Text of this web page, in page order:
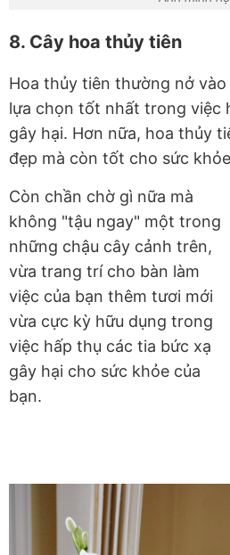
8. Cây hoa thủy tiên
Hoa thủy tiên thường nở vào
lựa chọn tốt nhất trong việc
gây hại. Hơn nữa, hoa thủy
đẹp mà còn tốt cho sức
Còn chần chờ gì nữa mà
không "tậu ngay" một trong
những chậu cây cảnh trên,
vừa trang trí cho bàn làm
việc của bạn thêm tươi mới
vừa cực kỳ hữu dụng trong
việc hấp thụ các tia bức xạ
gây hại cho sức khỏe của
bạn.